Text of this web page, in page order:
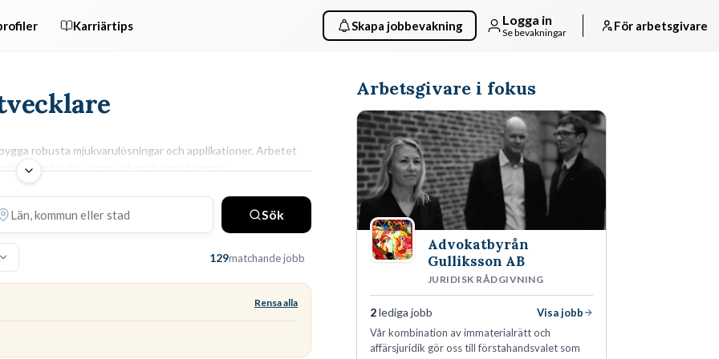
Karriärtips Skapa jobbevakning Logga in
Se bevakningar För arbetsgivare
robusta mjukvarulösningar och applikationer. Arbetet
och arkitektur som driver digitala tjänster.
Du skriver kod dagligen, utför code reviews och
felsöker buggar i befintliga system. För att lyckas krävs
versionshanteringoch
databashantering. Du ansvarar för att leverera
Sök
129matchande jobb
Rensa alla
Arbetsgivare i fokus
Advokatbyrån
Gulliksson AB
JURIDISK RÅDGIVNING
2lediga jobb
Visa jobb
Vår kombination av immaterialrätt och
affärsjuridik gör oss till förstahandsvalet som